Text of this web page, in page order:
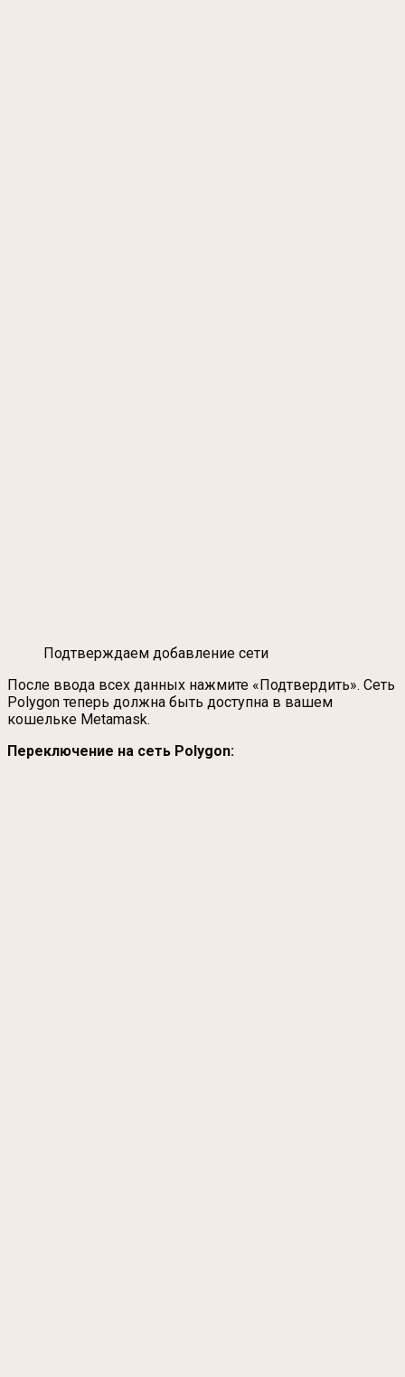
Подтверждаем добавление сети
После ввода всех данных нажмите «Подтвердить». Сеть
Polygon теперь должна быть доступна в вашем
кошельке Metamask.
Переключение на сеть Polygon: